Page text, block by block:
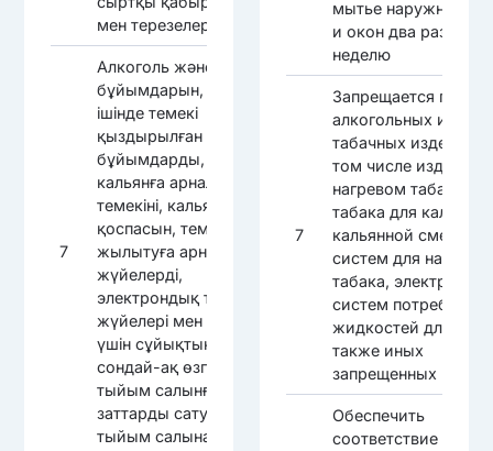
мен терезелерді жуу
7
Алкоголь және темекі
бұйымдарын, оның
ішінде темекі
қыздырылған
бұйымдарды,
кальянға арналған
темекіні, кальян
қоспасын, темекіні
жылытуға арналған
жүйелерді,
электрондық тұтыну
жүйелері мен олар
үшін сұйықтықтарды,
сондай-ақ өзге де
тыйым салынған
заттарды сатуға
тыйым салынады
мытье наружных
и окон два раза в
неделю
7
Запрещается
алкогольных и
табачных изделий, в
том числе изделий с
нагревом табака,
табака для кальяна,
кальянной смеси,
систем для нагрева
табака,
систем
жидкостей для них,
также иных
запрещенных
Обеспечить
соответствие